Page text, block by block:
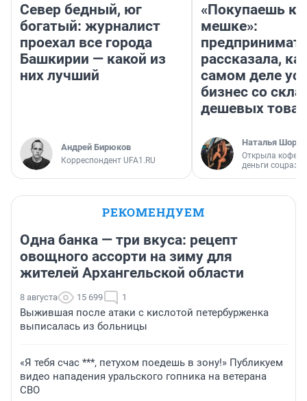
Север бедный, юг
богатый: журналист
проехал все города
Башкирии — какой из
них лучший
Андрей Бирюков
Корреспондент UFA1.RU
«Покупаешь
мешке»:
рассказала,
самом деле
бизнес со
дешевых
Наталья
Открыла
деньги
РЕКОМЕНДУЕМ
Одна банка — три вкуса: рецепт
овощного ассорти на зиму для
жителей Архангельской области
8 августа 15 699 1
Выжившая после атаки с кислотой петербурженка
выписалась из больницы
«Я тебя счас ***, петухом поедешь в зону!» Публикуем
видео нападения уральского гопника на ветерана
СВО